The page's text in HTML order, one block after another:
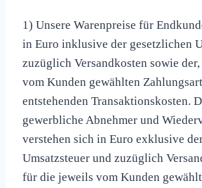
1) Unsere Warenpreise für
in Euro inklusive der gesetzlichen
zuzüglich Versandkosten sowie
vom Kunden gewählten
entstehenden Transaktionskosten.
gewerbliche Abnehmer und
verstehen sich in Euro exklusive
Umsatzsteuer und zuzüglich
für die jeweils vom Kunden